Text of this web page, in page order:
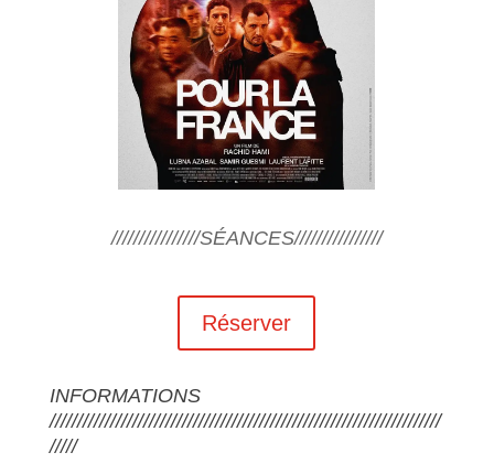
////////////////SÉANCES////////////////
Réserver
INFORMATIONS
///////////////////////////////////////////////////////////////////////
/////